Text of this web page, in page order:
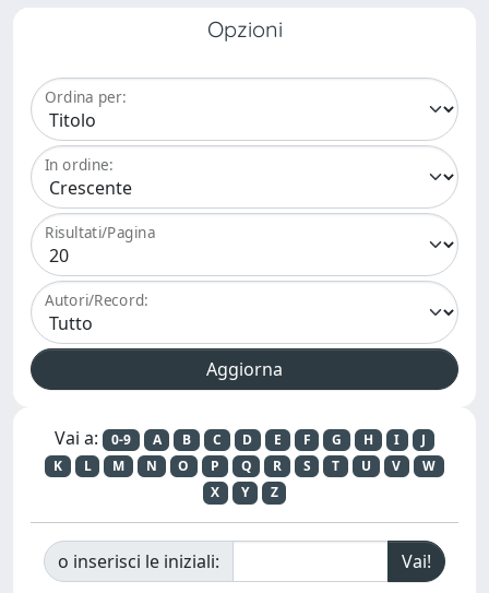
Opzioni
Ordina per:
In ordine:
Risultati/Pagina
Autori/Record:
Vai a: 0-9 A B C D E F G H I
J
K
L M N O P Q R S T U V
W
X
Y Z
o inserisci le iniziali: